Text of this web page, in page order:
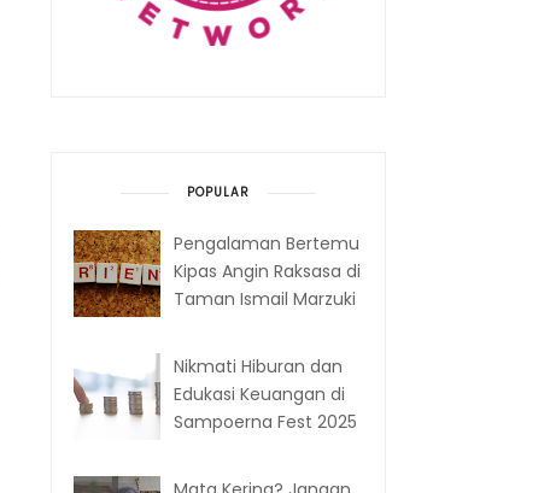
POPULAR
Pengalaman Bertemu
Kipas Angin Raksasa di
Taman Ismail Marzuki
Nikmati Hiburan dan
Edukasi Keuangan di
Sampoerna Fest 2025